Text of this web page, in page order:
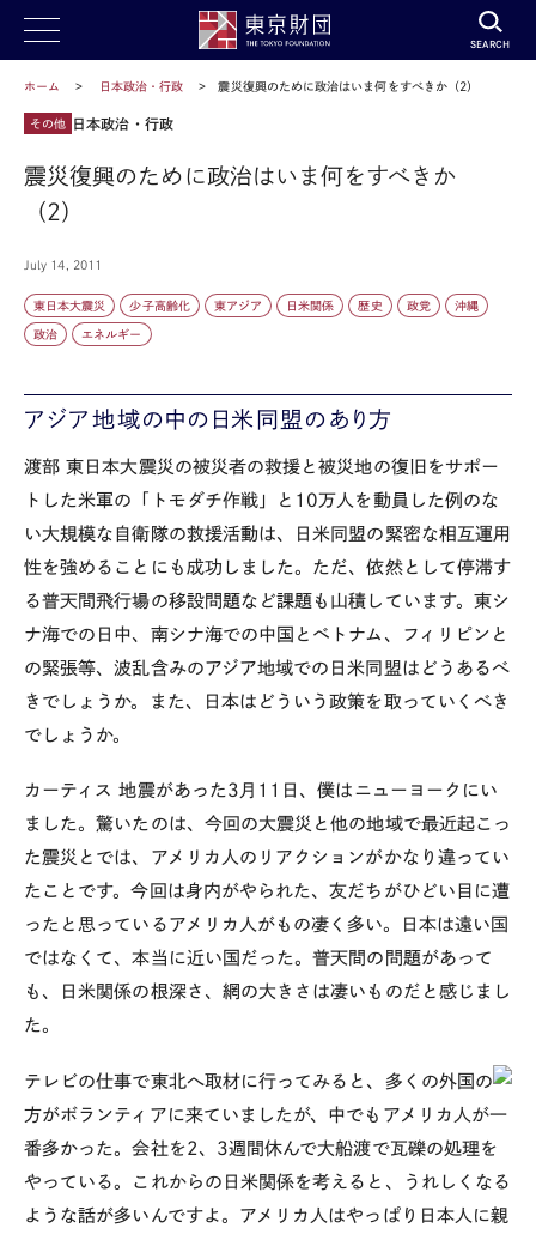
SEARCH
ホーム 日本政治・行政 震災復興のために政治はいま何をすべきか（2）
その他 日本政治・行政
震災復興のために政治はいま何をすべきか
（2）
July 14, 2011
東日本大震災 少子高齢化 東アジア 日米関係 歴史 政党 沖縄
政治 エネルギー
アジア地域の中の日米同盟のあり方
渡部東日本大震災の被災者の救援と被災地の復旧をサポー
トした米軍の「トモダチ作戦」と10万人を動員した例のな
い大規模な自衛隊の救援活動は、日米同盟の緊密な相互運用
性を強めることにも成功しました。ただ、依然として停滞す
る普天間飛行場の移設問題など課題も山積しています。東シ
ナ海での日中、南シナ海での中国とベトナム、フィリピンと
の緊張等、波乱含みのアジア地域での日米同盟はどうあるべ
きでしょうか。また、日本はどういう政策を取っていくべき
でしょうか。
カーティス地震があった3月11日、僕はニューヨークにい
ました。驚いたのは、今回の大震災と他の地域で最近起こっ
た震災とでは、アメリカ人のリアクションがかなり違ってい
たことです。今回は身内がやられた、友だちがひどい目に遭
ったと思っているアメリカ人がもの凄く多い。日本は遠い国
ではなくて、本当に近い国だった。普天間の問題があって
も、日米関係の根深さ、網の大きさは凄いものだと感じまし
た。
テレビの仕事で東北へ取材に行ってみると、多くの外国の
方がボランティアに来ていましたが、中でもアメリカ人が一
番多かった。会社を2、3週間休んで大船渡で瓦礫の処理を
やっている。これからの日米関係を考えると、うれしくなる
ような話が多いんですよ。アメリカ人はやっぱり日本人に親